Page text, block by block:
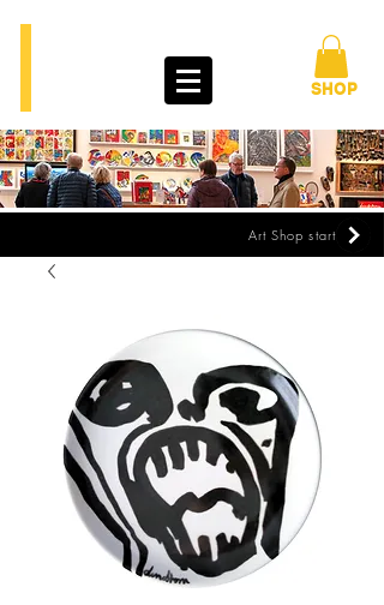
SHOP
Art Shop start